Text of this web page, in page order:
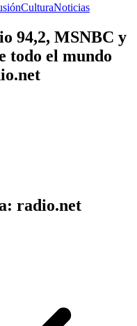
CulturaNoticias
94,2, MSNBC y
todo el mundo
radio.net